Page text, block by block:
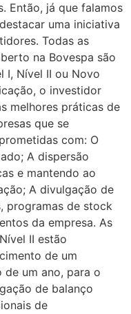
Então, já que falamos
uma iniciativa
Todas as
na Bovespa são
I, Nível II ou Novo
o investidor
melhores práticas de
que se
com: O
A dispersão
e mantendo ao
A divulgação de
programas de stock
da empresa. As
II estão
de um
um ano, para o
de balanço
de